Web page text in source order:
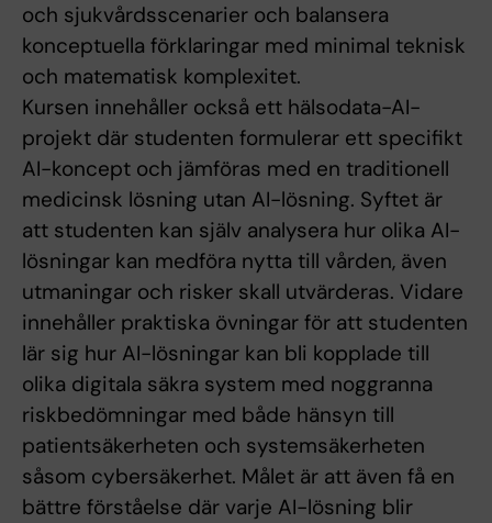
och sjukvårdsscenarier och balansera
konceptuella förklaringar med minimal teknisk
och matematisk komplexitet.
Kursen innehåller också ett hälsodata-AI-
projekt där studenten formulerar ett specifikt
AI-koncept och jämföras med en traditionell
medicinsk lösning utan AI-lösning. Syftet är
att studenten kan själv analysera hur olika AI-
lösningar kan medföra nytta till vården, även
utmaningar och risker skall utvärderas. Vidare
innehåller praktiska övningar för att studenten
lär sig hur AI-lösningar kan bli kopplade till
olika digitala säkra system med noggranna
riskbedömningar med både hänsyn till
patientsäkerheten och systemsäkerheten
såsom cybersäkerhet. Målet är att även få en
bättre förståelse där varje AI-lösning blir